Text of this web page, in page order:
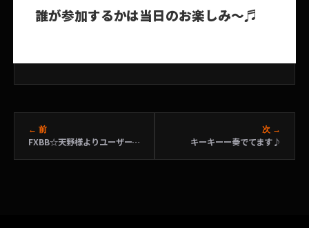
誰が参加するかは当日のお楽しみ～♬
← 前
FXBB☆天野様よりユーザーズボイスを頂きました！
次 →
キーキーー奏でてます♪